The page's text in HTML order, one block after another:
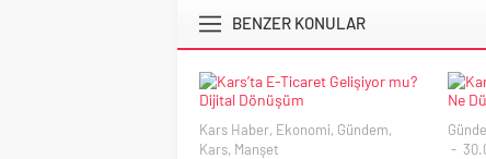
BENZER KONULAR
Kars Haber, Ekonomi, Gündem,
Kars, Manşet